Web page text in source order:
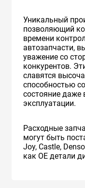
Уникальный
позволяющий
времени
автозапчасти,
уважение со
конкурентов.
славятся
способностью
состояние даже
эксплуатации.
Расходные
могут быть
Joy, Castle,
как ОЕ детали